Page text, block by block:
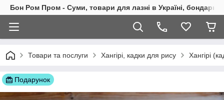
Бон Ром Пром - Суми, товари для лазні в Україні, бондарні
Товари та послуги Хангірі, кадки для рису Хангірі
Подарунок